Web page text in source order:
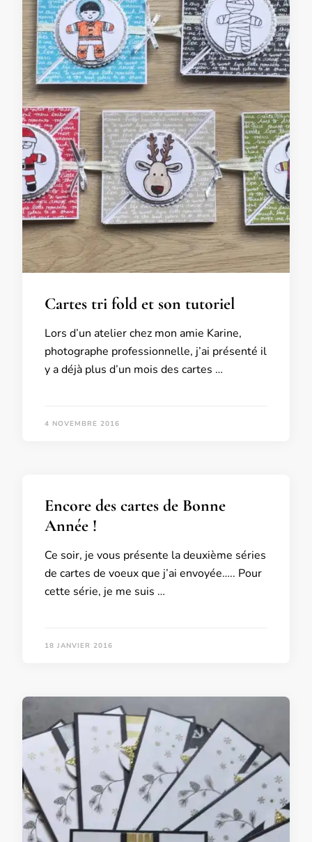
Cartes tri fold et son tutoriel
Lors d’un atelier chez mon amie Karine,
photographe professionnelle, j’ai présenté il
y a déjà plus d’un mois des cartes …
4 NOVEMBRE 2016
Encore des cartes de Bonne
Année !
Ce soir, je vous présente la deuxième séries
de cartes de voeux que j’ai envoyée….. Pour
cette série, je me suis …
18 JANVIER 2016